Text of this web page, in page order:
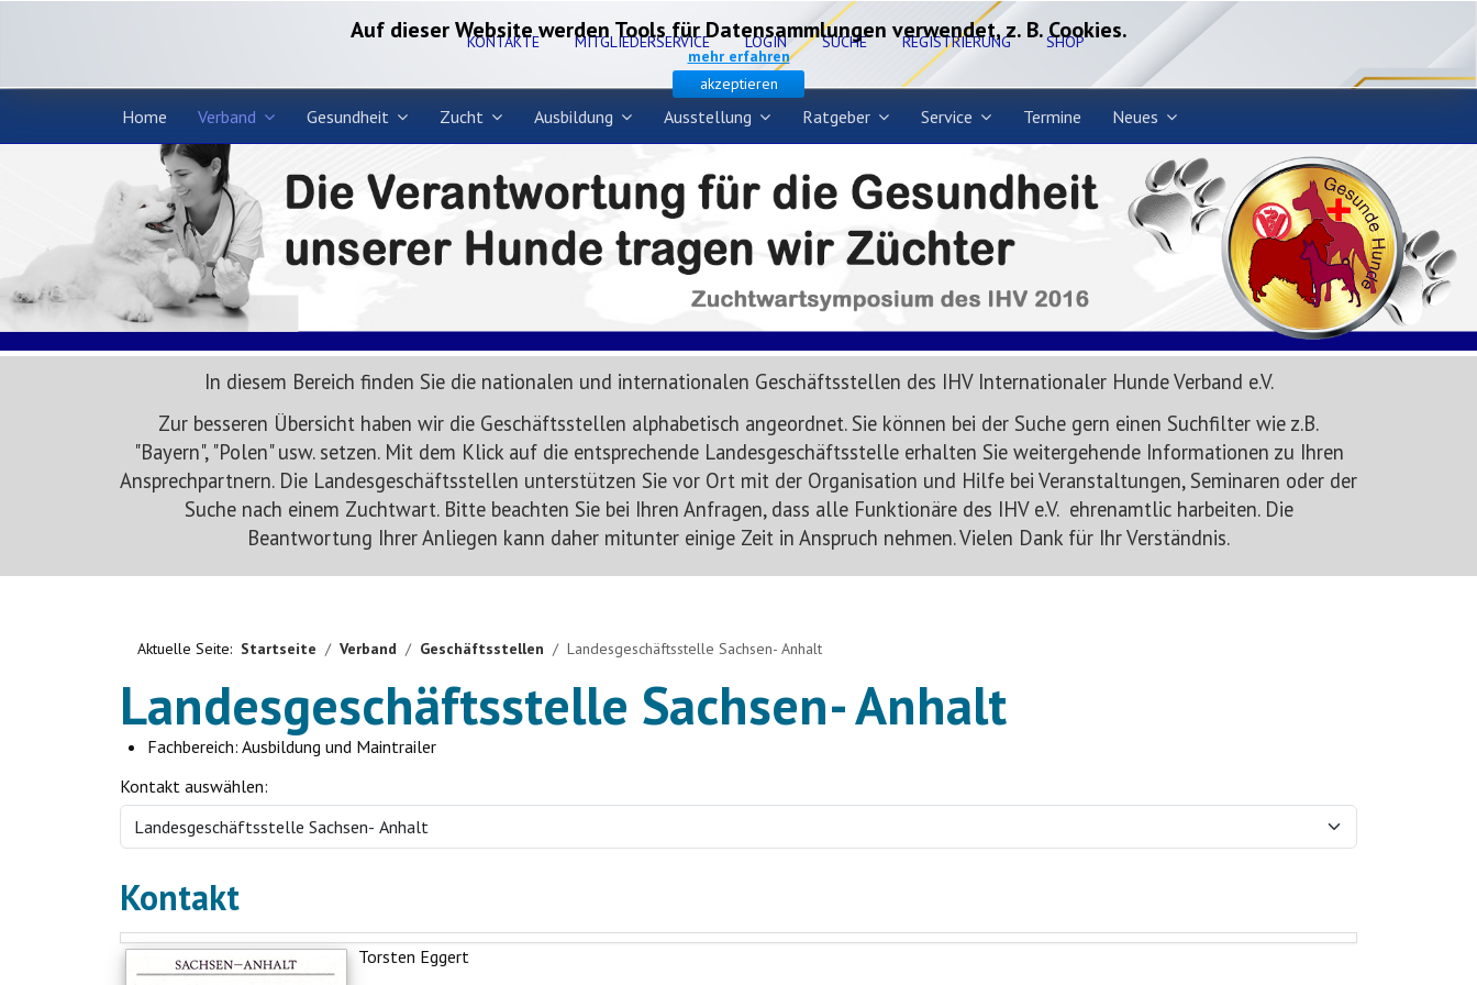
KONTAKTE MITGLIEDERSERVICE LOGIN SUCHE REGISTRIERUNG SHOP
Home Verband Gesundheit Zucht Ausbildung Ausstellung Ratgeber Service Termine Neues
In diesem Bereich finden Sie die nationalen und internationalen Geschäftsstellen des IHV Internationaler Hunde Verband e.V.
Zur besseren Übersicht haben wir die Geschäftsstellen alphabetisch angeordnet. Sie können bei der Suche gern einen Suchfilter wie z.B.
"Bayern", "Polen" usw. setzen. Mit dem Klick auf die entsprechende Landesgeschäftsstelle erhalten Sie weitergehende Informationen zu Ihren
Ansprechpartnern. Die Landesgeschäftsstellen unterstützen Sie vor Ort mit der Organisation und Hilfe bei Veranstaltungen, Seminaren oder der
Suche nach einem Zuchtwart. Bitte beachten Sie bei Ihren Anfragen, dass alle Funktionäre des IHV e.V. ehrenamtlic harbeiten. Die
Beantwortung Ihrer Anliegen kann daher mitunter einige Zeit in Anspruch nehmen. Vielen Dank für Ihr Verständnis.
Aktuelle Seite: Startseite Verband Geschäftsstellen Landesgeschäftsstelle Sachsen- Anhalt
Auf dieser Website werden Tools für Datensammlungen verwendet, z. B. Cookies.
mehr erfahren
akzeptieren
Landesgeschäftsstelle Sachsen- Anhalt
Fachbereich: Ausbildung und Maintrailer
Kontakt auswählen:
Kontakt
Torsten Eggert